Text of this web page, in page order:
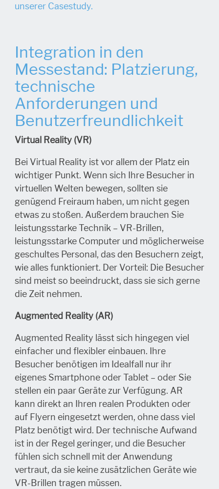
unserer Casestudy.
Integration in den
Messestand: Platzierung,
technische
Anforderungen und
Benutzerfreundlichkeit
Virtual Reality (VR)
Bei Virtual Reality ist vor allem der Platz ein
wichtiger Punkt. Wenn sich Ihre Besucher in
virtuellen Welten bewegen, sollten sie
genügend Freiraum haben, um nicht gegen
etwas zu stoßen. Außerdem brauchen Sie
leistungsstarke Technik – VR-Brillen,
leistungsstarke Computer und möglicherweise
geschultes Personal, das den Besuchern zeigt,
wie alles funktioniert. Der Vorteil: Die Besucher
sind meist so beeindruckt, dass sie sich gerne
die Zeit nehmen.
Augmented Reality (AR)
Augmented Reality lässt sich hingegen viel
einfacher und flexibler einbauen. Ihre
Besucher benötigen im Idealfall nur ihr
eigenes Smartphone oder Tablet – oder Sie
stellen ein paar Geräte zur Verfügung. AR
kann direkt an Ihren realen Produkten oder
auf Flyern eingesetzt werden, ohne dass viel
Platz benötigt wird. Der technische Aufwand
ist in der Regel geringer, und die Besucher
fühlen sich schnell mit der Anwendung
vertraut, da sie keine zusätzlichen Geräte wie
VR-Brillen tragen müssen.